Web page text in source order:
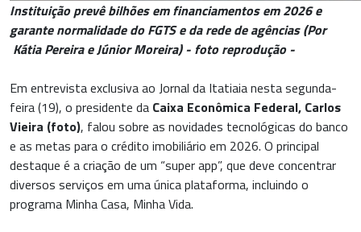
Instituição prevê bilhões em financiamentos em 2026 e
garante normalidade do FGTS e da rede de agências (Por
Kátia Pereira e Júnior Moreira) - foto reprodução -
Em entrevista exclusiva ao Jornal da Itatiaia nesta segunda-
feira (19), o presidente da Caixa Econômica Federal, Carlos
Vieira (foto), falou sobre as novidades tecnológicas do banco
e as metas para o crédito imobiliário em 2026. O principal
destaque é a criação de um “super app”, que deve concentrar
diversos serviços em uma única plataforma, incluindo o
programa Minha Casa, Minha Vida.